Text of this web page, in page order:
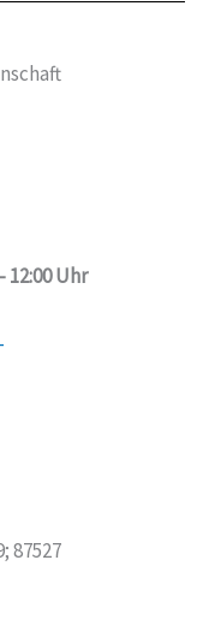
12:00 Uhr
87527